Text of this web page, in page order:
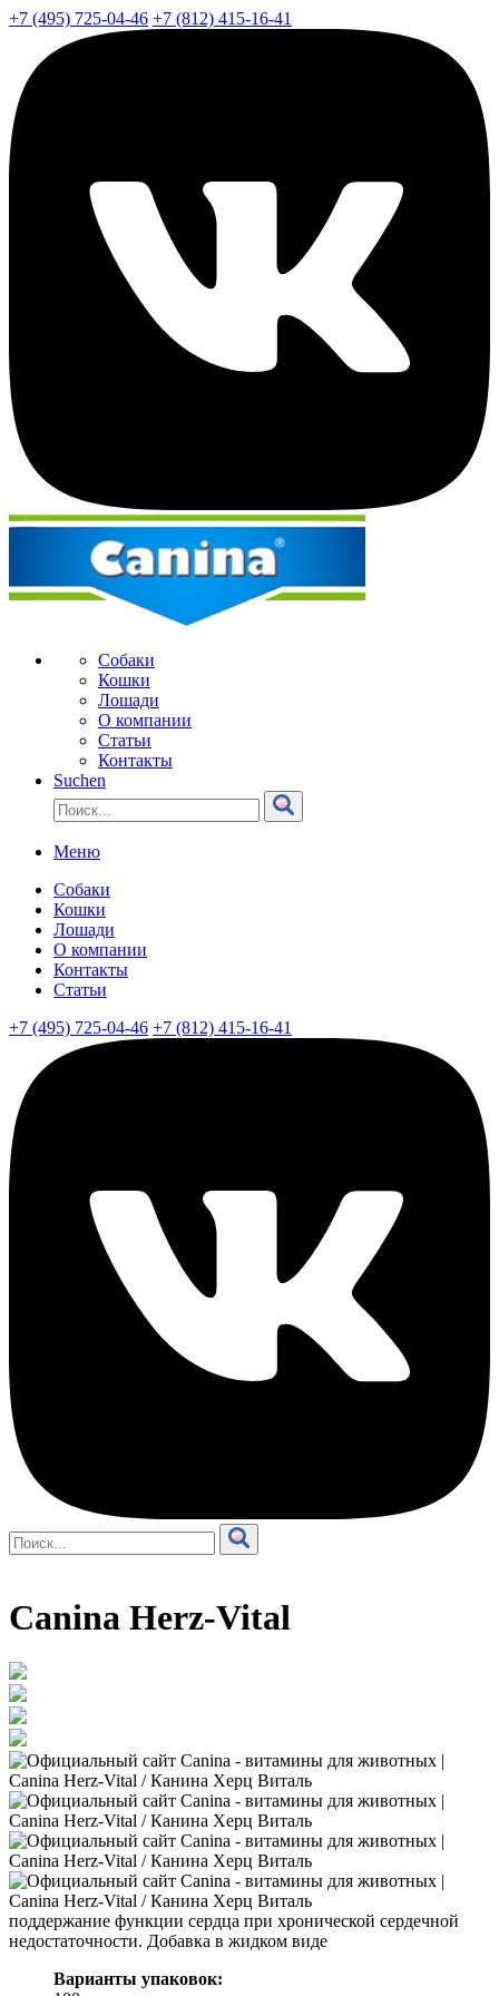
+7 (495) 725-04-46 +7 (812) 415-16-41
Собаки
Кошки
Лошади
О компании
Статьи
Контакты
Suchen
Меню
Собаки
Кошки
Лошади
О компании
Контакты
Статьи
+7 (495) 725-04-46 +7 (812) 415-16-41
Canina Herz-Vital
поддержание функции сердца при хронической сердечной
недостаточности. Добавка в жидком виде
Варианты упаковок: